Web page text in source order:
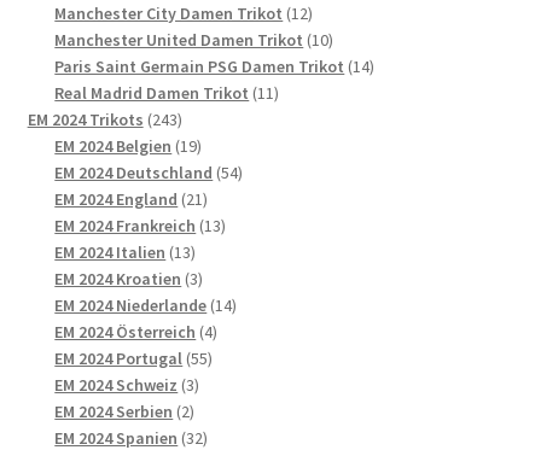
Produkte
Manchester City Damen Trikot 1212
Produkte
Manchester United Damen Trikot 1010
Produkte
Paris Saint Germain PSG Damen Trikot 1414
Real Madrid Damen Trikot 1111
EM 2024 Trikots 243243
Produkte
EM 2024 Belgien 1919
Produkte
EM 2024 Deutschland 5454
EM 2024 England 2121
Produkte
EM 2024 Frankreich 1313
EM 2024 Italien 1313
Produkte
EM 2024 Kroatien 33
Produkte
EM 2024 Niederlande 1414
EM 2024 Österreich 44
EM 2024 Portugal 5555
EM 2024 Schweiz 33
EM 2024 Serbien 22
Produkte
EM 2024 Spanien 3232